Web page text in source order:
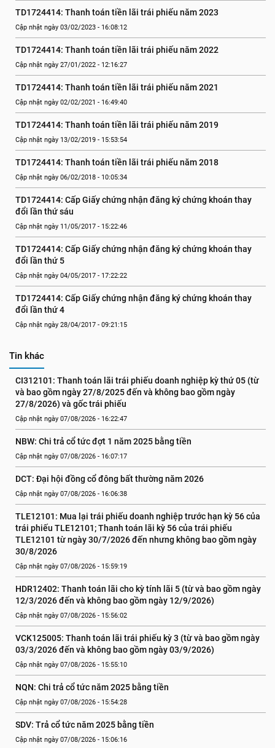
TD1724414: Thanh toán tiền lãi trái phiếu năm 2023
Cập nhật ngày 03/02/2023 - 16:08:12
TD1724414: Thanh toán tiền lãi trái phiếu năm 2022
Cập nhật ngày 27/01/2022 - 12:16:27
TD1724414: Thanh toán tiền lãi trái phiếu năm 2021
Cập nhật ngày 02/02/2021 - 16:49:40
TD1724414: Thanh toán tiền lãi trái phiếu năm 2019
Cập nhật ngày 13/02/2019 - 15:53:54
TD1724414: Thanh toán tiền lãi trái phiếu năm 2018
Cập nhật ngày 06/02/2018 - 10:05:34
TD1724414: Cấp Giấy chứng nhận đăng ký chứng khoán thay
đổi lần thứ sáu
Cập nhật ngày 11/05/2017 - 15:22:46
TD1724414: Cấp Giấy chứng nhận đăng ký chứng khoán thay
đổi lần thứ 5
Cập nhật ngày 04/05/2017 - 17:22:22
TD1724414: Cấp Giấy chứng nhận đăng ký chứng khoán thay
đổi lần thứ 4
Cập nhật ngày 28/04/2017 - 09:21:15
Tin khác
CI312101: Thanh toán lãi trái phiếu doanh nghiệp kỳ thứ 05 (từ
và bao gồm ngày 27/8/2025 đến và không bao gồm ngày
27/8/2026) và gốc trái phiếu
Cập nhật ngày 07/08/2026 - 16:22:47
NBW: Chi trả cổ tức đợt 1 năm 2025 bằng tiền
Cập nhật ngày 07/08/2026 - 16:07:17
DCT: Đại hội đồng cổ đông bất thường năm 2026
Cập nhật ngày 07/08/2026 - 16:06:38
TLE12101: Mua lại trái phiếu doanh nghiệp trước hạn kỳ 56 của
trái phiếu TLE12101; Thanh toán lãi kỳ 56 của trái phiếu
TLE12101 từ ngày 30/7/2026 đến nhưng không bao gồm ngày
30/8/2026
Cập nhật ngày 07/08/2026 - 15:59:19
HDR12402: Thanh toán lãi cho kỳ tính lãi 5 (từ và bao gồm ngày
12/3/2026 đến và không bao gồm ngày 12/9/2026)
Cập nhật ngày 07/08/2026 - 15:56:02
VCK125005: Thanh toán lãi trái phiếu kỳ 3 (từ và bao gồm ngày
03/3/2026 đến và không bao gồm ngày 03/9/2026)
Cập nhật ngày 07/08/2026 - 15:55:10
NQN: Chi trả cổ tức năm 2025 bằng tiền
Cập nhật ngày 07/08/2026 - 15:54:28
SDV: Trả cổ tức năm 2025 bằng tiền
Cập nhật ngày 07/08/2026 - 15:06:16